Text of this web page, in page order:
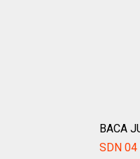
BACA
SDN 04